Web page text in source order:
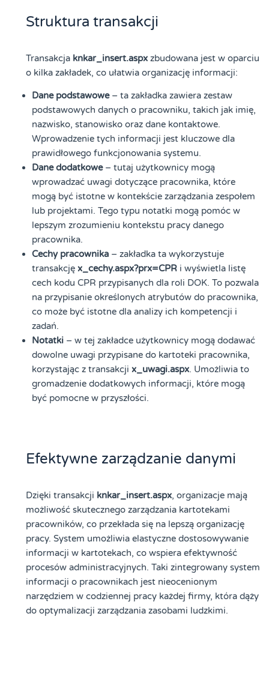
Struktura transakcji
Transakcja knkar_insert.aspx zbudowana jest w oparciu
o kilka zakładek, co ułatwia organizację informacji:
Dane podstawowe– ta zakładka zawiera zestaw
podstawowych danych o pracowniku, takich jak imię,
nazwisko, stanowisko oraz dane kontaktowe.
Wprowadzenie tych informacji jest kluczowe dla
prawidłowego funkcjonowania systemu.
Dane dodatkowe– tutaj użytkownicy mogą
wprowadzać uwagi dotyczące pracownika, które
mogą być istotne w kontekście zarządzania zespołem
lub projektami. Tego typu notatki mogą pomóc w
lepszym zrozumieniu kontekstu pracy danego
pracownika.
Cechy pracownika – zakładka ta wykorzystuje
transakcjęx_cechy.aspx?prx=CPR i wyświetla listę
cech kodu CPR przypisanych dla roli DOK. To pozwala
na przypisanie określonych atrybutów do pracownika,
co może być istotne dla analizy ich kompetencji i
zadań.
Notatki – w tej zakładce użytkownicy mogą dodawać
dowolne uwagi przypisane do kartoteki pracownika,
korzystając z transakcjix_uwagi.aspx. Umożliwia to
gromadzenie dodatkowych informacji, które mogą
być pomocne w przyszłości.
Efektywne zarządzanie danymi
Dzięki transakcji knkar_insert.aspx, organizacje mają
możliwość skutecznego zarządzania kartotekami
pracowników, co przekłada się na lepszą organizację
pracy. System umożliwia elastyczne dostosowywanie
informacji w kartotekach, co wspiera efektywność
procesów administracyjnych. Taki zintegrowany system
informacji o pracownikach jest nieocenionym
narzędziem w codziennej pracy każdej firmy, która dąży
do optymalizacji zarządzania zasobami ludzkimi.